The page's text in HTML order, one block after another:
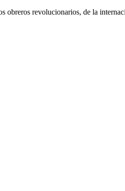
obreros revolucionarios, de la